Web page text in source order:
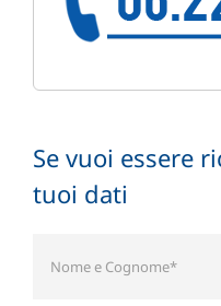
Se vuoi essere
tuoi dati